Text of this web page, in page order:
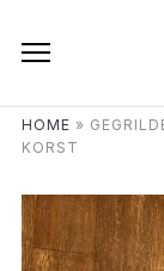
HOME »
KORST